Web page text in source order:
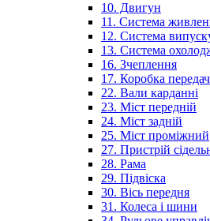
10. Двигун
11. Система
12. Система
13. Система
16. Зчеплення
17. Коробка передач
22. Вали карданні
23. Міст передній
24. Міст задній
25. Міст проміжний
27. Пристрій
28. Рама
29. Підвіска
30. Вісь передня
31. Колеса і шини